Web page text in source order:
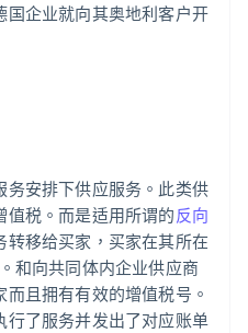
国企业就向其奥地利客户开
务安排下供应服务。此类供
值税。而是适用所谓的反向
转移给买家，买家在其所在
和向共同体内企业供应商
且拥有有效的增值税号。
行了服务并发出了对应账单